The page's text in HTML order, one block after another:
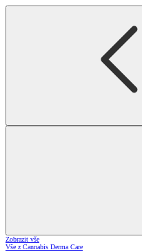
Zobrazit vše
Vše z Cannabis Derma Care